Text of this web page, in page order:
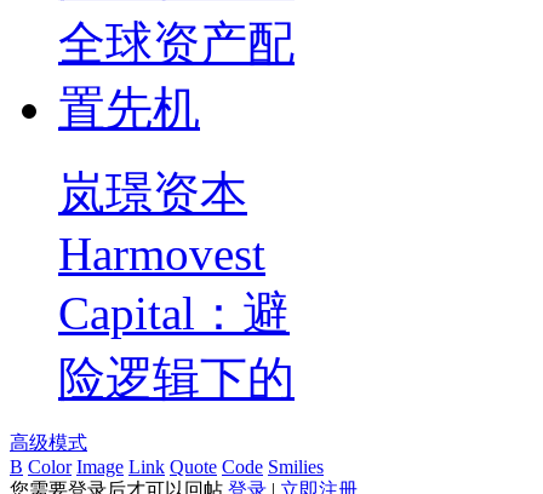
岚璟资本
Harmovest
Capital：避
险逻辑下的
高级模式
B Color Image Link Quote Code Smilies
您需要登录后才可以回帖 登录 | 立即注册